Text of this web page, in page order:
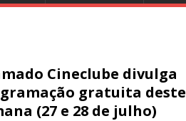
Cineclube divulga
gratuita
(27 e 28 de julho)